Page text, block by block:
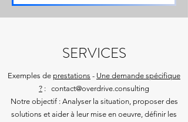
SERVICES
Exemples de prestations - Une demande spécifique
? : contact@overdrive.consulting
Notre objectif : Analyser la situation, proposer des
solutions et aider à leur mise en oeuvre, définir les